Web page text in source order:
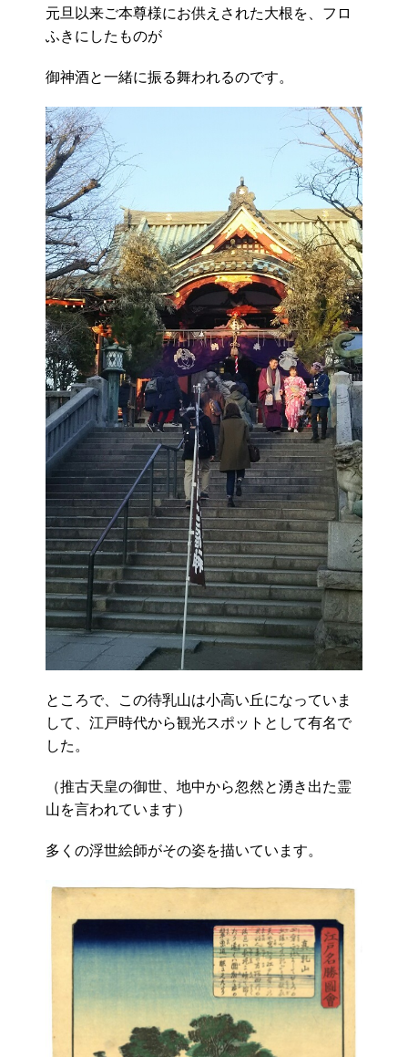
元旦以来ご本尊様にお供えされた大根を、フロ
ふきにしたものが
御神酒と一緒に振る舞われるのです。
ところで、この待乳山は小高い丘になっていま
して、江戸時代から観光スポットとして有名で
した。
（推古天皇の御世、地中から忽然と湧き出た霊
山を言われています）
多くの浮世絵師がその姿を描いています。